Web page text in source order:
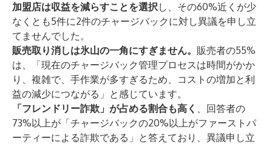
加盟店は収益を減らすことを選択し、その60%近くが少
なくとも5件に2件のチャージバックに対し異議を申し立
てませんでした。
販売取り消しは氷山の一角にすぎません。 販売者の55%
は、「現在のチャージバック管理プロセスは時間がかか
り、複雑で、手作業が多すぎるため、コストの増加と利
益の減少につながる」と感じています。
「フレンドリー詐欺」が占める割合も高く 、回答者の
73%以上が「チャージバックの20%以上がファーストパ
ーティーによる詐欺である」と答えており、異議申し立